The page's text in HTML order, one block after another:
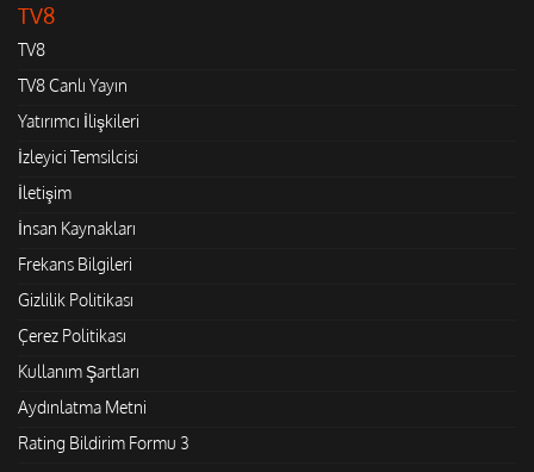
TV8
TV8
TV8 Canlı Yayın
Yatırımcı İlişkileri
İzleyici Temsilcisi
İletişim
İnsan Kaynakları
Frekans Bilgileri
Gizlilik Politikası
Çerez Politikası
Kullanım Şartları
Aydınlatma Metni
Rating Bildirim Formu 3